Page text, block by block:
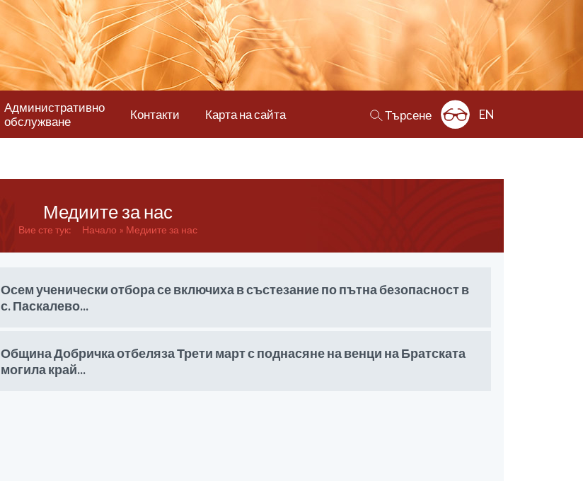
Административно
обслужване
Контакти Карта на сайта Търсене EN
Медиите за нас
Вие сте тук: Начало Медиите за нас
Осем ученически отбора се включиха в състезание по пътна безопасност в
с. Паскалево...
Община Добричка отбеляза Трети март с поднасяне на венци на Братската
могила край...